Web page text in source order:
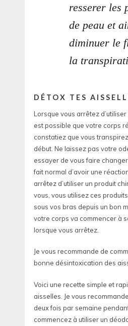
resserer les
de peau et
diminuer le
la
DÉTOX TES
Lorsque vous arrêtez
est possible que votre corps
constatiez que vous
début. Ne laissez pas votre
essayer de vous faire changer
fait normal d’avoir une
arrêtez d’utiliser un produit
vous, vous utilisez ces
sous vos bras depuis un bon
votre corps va commencer à
lorsque vous arrêtez.
Je vous recommande de
bonne désintoxication des
Voici une recette simple et
aisselles. Je vous
deux fois par semaine
commencez à utiliser un